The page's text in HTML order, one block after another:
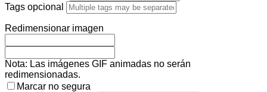
Tags opcional
Redimensionar imagen
Nota: Las imágenes GIF animadas no serán
redimensionadas.
Marcar no segura